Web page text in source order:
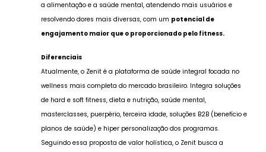
a alimentação e a saúde mental, atendendo mais usuários e
resolvendo dores mais diversas, com um potencial de
engajamento maior que o proporcionado pelo fitness.
Diferenciais
Atualmente, o Zenit é a plataforma de saúde integral focada no
wellness mais completa do mercado brasileiro. Integra soluções
de hard e soft fitness, dieta e nutrição, saúde mental,
masterclasses, puerpério, terceira idade, soluções B2B (benefício e
planos de saúde) e hiper personalização dos programas.
Seguindo essa proposta de valor holística, o Zenit busca a